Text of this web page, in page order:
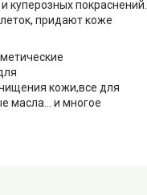
куперозных покраснений.
придают коже
кожи,все для
масла... и многое